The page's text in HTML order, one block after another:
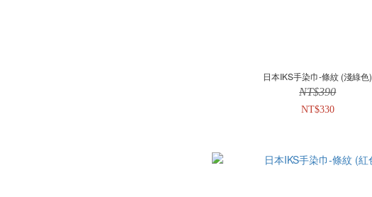
日本IKS手染巾-條紋 (淺綠色)
NT$390
NT$330